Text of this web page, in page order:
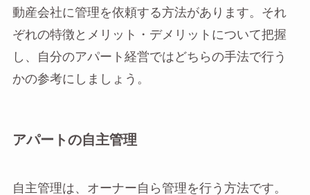
動産会社に管理を依頼する方法があります。それ
ぞれの特徴とメリット・デメリットについて把握
し、自分のアパート経営ではどちらの手法で行う
かの参考にしましょう。
アパートの自主管理
自主管理は、オーナー自ら管理を行う方法です。